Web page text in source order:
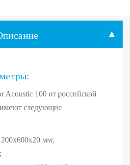
100 от российской
следующие
мм;